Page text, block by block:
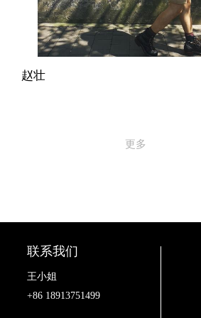
赵壮
更多
联系我们
王小姐
+86 18913751499